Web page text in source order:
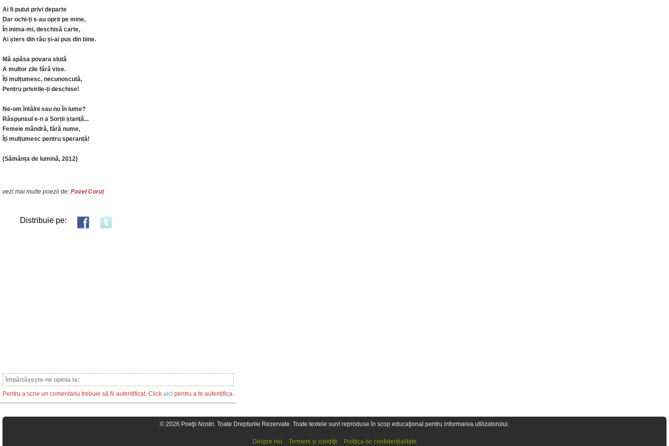
Ai fi putut privi departe
Dar ochi-ți s-au oprit pe mine,
În inima-mi, deschisă carte,
Ai șters din rău și-ai pus din bine.
Mă apăsa povara slută
A multor zile fără vise.
Îți mulțumesc, necunoscută,
Pentru privirile-ți deschise!
Ne-om întâlni sau nu în lume?
Răspunsul e-n a Sorții ștanță...
Femeie mândră, fără nume,
Îți mulțumesc pentru speranță!
(Sămânța de lumină, 2012)
vezi mai multe poezii de: Pavel Coruț
Distribuie pe:
Împărtăşeşte-ne opinia ta:
Pentru a scrie un comentariu trebuie să fii autentificat. Click aici pentru a te autentifica.
© 2026 Poeţii Nostri. Toate Drepturile Rezervate. Toate textele sunt reproduse în scop educaţional pentru informarea utilizatorului.
Despre noi Termeni şi condiţii Politica de confidențialitate